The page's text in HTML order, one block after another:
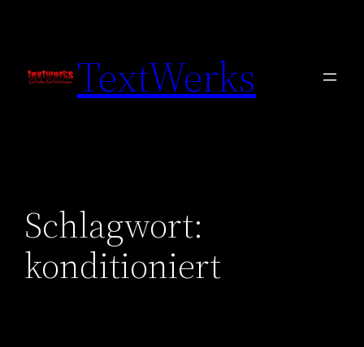
TextWerks
Schlagwort:
konditioniert